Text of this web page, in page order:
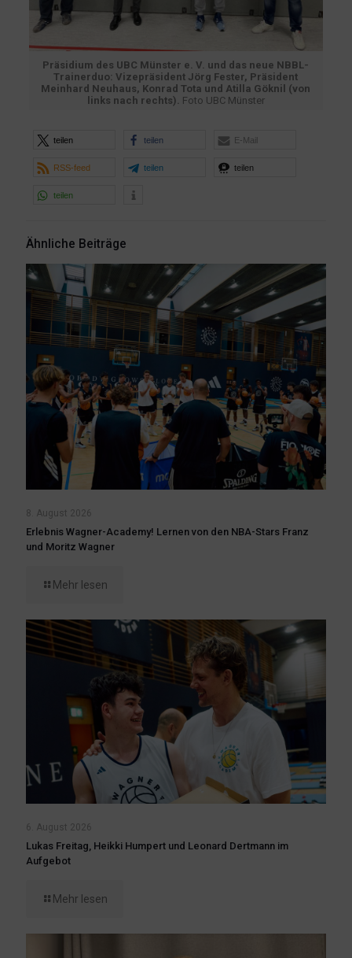
Präsidium des UBC Münster e. V. und das neue NBBL-
Trainerduo: Vizepräsident Jörg Fester, Präsident
Meinhard Neuhaus, Konrad Tota und Atilla Göknil (von
links nach rechts). Foto UBC Münster
teilen teilen E-Mail
RSS-feed teilen teilen
teilen
Ähnliche Beiträge
8. August 2026
Erlebnis Wagner-Academy! Lernen von den NBA-Stars Franz
und Moritz Wagner
Mehr lesen
6. August 2026
Lukas Freitag, Heikki Humpert und Leonard Dertmann im
Aufgebot
Mehr lesen